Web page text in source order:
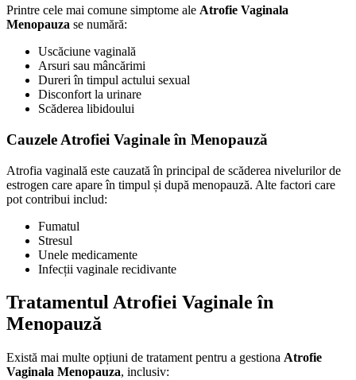
Printre cele mai comune simptome ale Atrofie Vaginala
Menopauza se numără:
Uscăciune vaginală
Arsuri sau mâncărimi
Dureri în timpul actului sexual
Disconfort la urinare
Scăderea libidoului
Cauzele Atrofiei Vaginale în Menopauză
Atrofia vaginală este cauzată în principal de scăderea nivelurilor de
estrogen care apare în timpul și după menopauză. Alte factori care
pot contribui includ:
Fumatul
Stresul
Unele medicamente
Infecții vaginale recidivante
Tratamentul Atrofiei Vaginale în
Menopauză
Există mai multe opțiuni de tratament pentru a gestiona Atrofie
Vaginala Menopauza, inclusiv: